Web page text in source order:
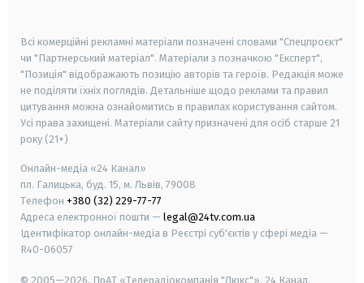
Всі комерційні рекламні матеріали позначені словами "Спецпроєкт"
чи "Партнерський матеріал". Матеріали з позначкою "Експерт",
"Позиція" відображають позицію авторів та героїв. Редакція може
не поділяти їхніх поглядів. Детальніше щодо реклами та правил
цитування можна ознайомитись в правилах користування сайтом.
Усі права захищені. Матеріали сайту призначені для осіб старше 21
року (21+)
Онлайн-медіа «24 Канал»
пл. Галицька, буд. 15, м. Львів, 79008
Телефон +380 (32) 229-77-77
Адреса електронної пошти — legal@24tv.com.ua
Ідентифікатор онлайн-медіа в Реєстрі суб'єктів у сфері медіа —
R40-06057
© 2005—2026, ПрАТ «Телерадіокомпанія "Люкс"», 24 Канал.